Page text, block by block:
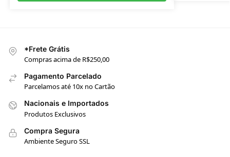
*Frete Grátis
Compras acima de R$250,00
Pagamento Parcelado
Parcelamos até 10x no Cartão
Nacionais e Importados
Produtos Exclusivos
Compra Segura
Ambiente Seguro SSL